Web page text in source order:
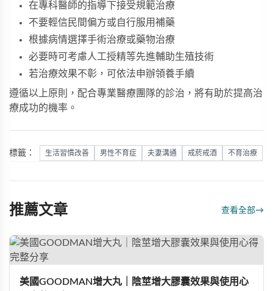
在專科醫師的指導下接受規範治療
不要輕信民間偏方或自行服用補藥
根據病情選擇手術治療或藥物治療
必要時可考慮人工授精等先進輔助生殖技術
若治療效果不彰，可依法申辦領養手續
遵循以上原則，配合專業醫療團隊的診治，將有助於提高治
療成功的機率。
標籤： 生活習慣改善 男性不育症 夫妻溝通 戒菸戒酒 不育治療
推薦文章 查看全部→
美國GOODMAN增大丸｜陰莖增大膠囊效果與使用心